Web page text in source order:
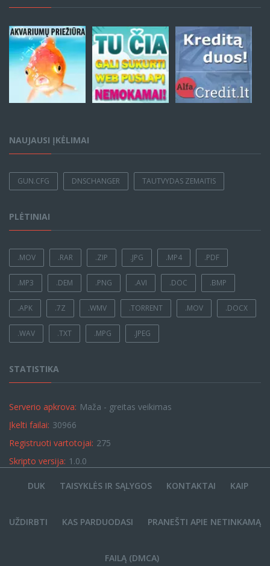
NAUJAUSI ĮKĖLIMAI
GUN.CFG DNSCHANGER TAUTVYDAS ZEMAITIS
PLĖTINIAI
.MOV .RAR .ZIP .JPG .MP4 .PDF
.MP3 .DEM .PNG .AVI .DOC .BMP
.APK .7Z .WMV .TORRENT .MOV .DOCX
.WAV .TXT .MPG .JPEG
STATISTIKA
Serverio apkrova: Maža - greitas veikimas
Įkelti failai: 30966
Registruoti vartotojai: 275
Skripto versija: 1.0.0
DUK TAISYKLĖS IR SĄLYGOS KONTAKTAI KAIP
UŽDIRBTI KAS PARDUODASI PRANEŠTI APIE NETINKAMĄ
FAILĄ (DMCA)